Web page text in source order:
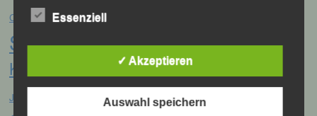
Centa Hollweck Christina Wimmer
SchultzFrank SchneiderFranz
Keifenheim
Georg Eibl Gerhard Bauer
Jahreshauptversammlung Jana VogelJonas
a) personenbezogene Daten
Personenbezogene Daten sind alle
Informationen, die sich auf eine identifizierte
oder identifizierbare natürliche Person (im
Als identifizierbar wird eine natürliche
Essenziell
✓ Akzeptieren
Auswahl speichern